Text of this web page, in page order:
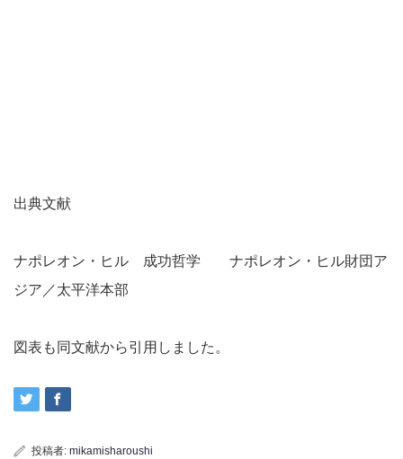
出典文献
ナポレオン・ヒル 成功哲学 ナポレオン・ヒル財団ア
ジア／太平洋本部
図表も同文献から引用しました。
投稿者: mikamisharoushi